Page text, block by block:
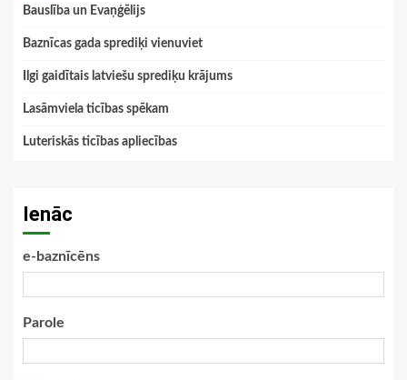
Bauslība un Evaņģēlijs
Baznīcas gada sprediķi vienuviet
Ilgi gaidītais latviešu sprediķu krājums
Lasāmviela ticības spēkam
Luteriskās ticības apliecības
Ienāc
e-baznīcēns
Parole